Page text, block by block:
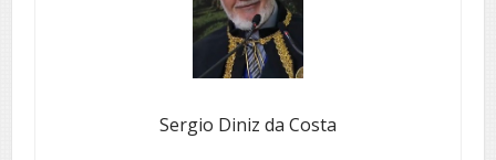
Sergio Diniz da Costa